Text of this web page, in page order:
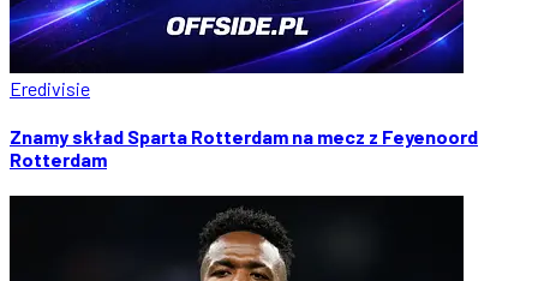
Eredivisie
Znamy skład Sparta Rotterdam na mecz z Feyenoord
Rotterdam